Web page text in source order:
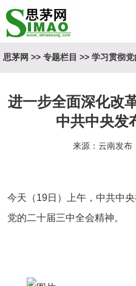
思茅网 >> 专题栏目 >> 学习贯彻
进一步全面深化改
中共中央发
来源：云南发
今天（19日）上午，中共中
党的二十届三中全会精神